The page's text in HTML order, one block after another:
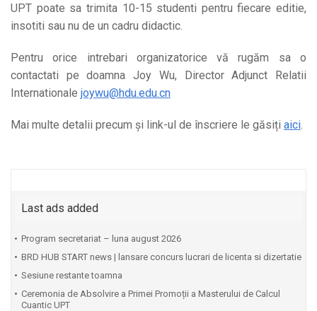
UPT poate sa trimita 10-15 studenti pentru fiecare editie,
insotiti sau nu de un cadru didactic.
Pentru orice intrebari organizatorice vă rugăm sa o
contactati pe doamna Joy Wu, Director Adjunct Relatii
Internationale joywu@hdu.edu.cn
Mai multe detalii precum și link-ul de înscriere le găsiți aici
Last ads added
Program secretariat – luna august 2026
BRD HUB START news | lansare concurs lucrari de licenta si dizertatie
Sesiune restante toamna
Ceremonia de Absolvire a Primei Promoții a Masterului de Calcul
Cuantic UPT